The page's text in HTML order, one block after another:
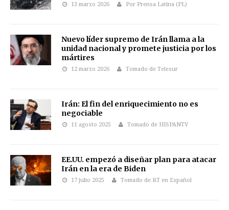
13 marzo 2026 Por Prensa Latina (PL)
Nuevo líder supremo de Irán llama a la
unidad nacional y promete justicia por los
mártires
12 marzo 2026 Tomado de Telesur
Irán: El fin del enriquecimiento no es
negociable
11 agosto 2025 Tomado de HISPANTV
EE.UU. empezó a diseñar plan para atacar
Irán en la era de Biden
17 julio 2025 Tomado de RT en Español